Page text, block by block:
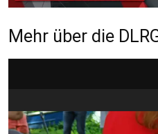
Mehr über die